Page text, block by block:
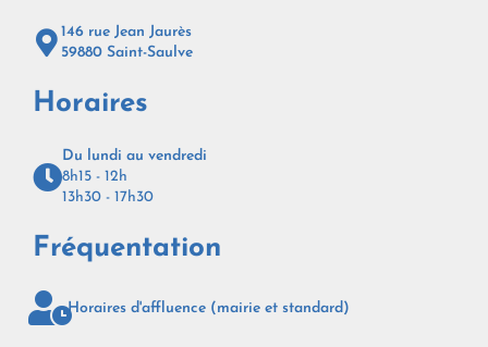
146 rue Jean Jaurès
59880 Saint-Saulve
Horaires
Du lundi au vendredi
8h15 - 12h
13h30 - 17h30
Fréquentation
Horaires d'affluence (mairie et standard)